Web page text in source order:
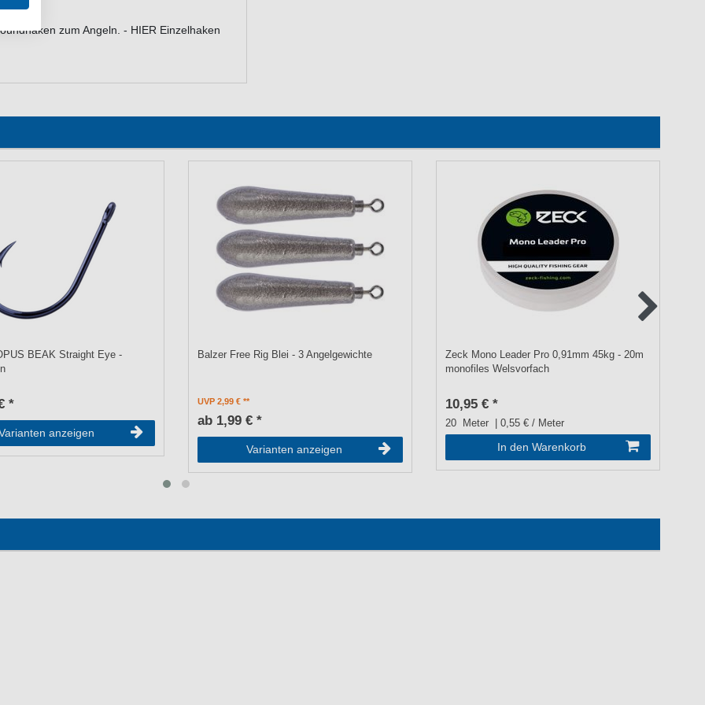
zum Angeln. - HIER Einzelhaken
BEAK Straight Eye -
*
anzeigen
Balzer Free Rig Blei - 3 Angelgewichte
UVP 2,99 €
ab 1,99 € *
Varianten anzeigen
Zeck Mono Leader Pro 0,91mm 45kg - 20m
monofiles Welsvorfach
10,95 € *
20 Meter | 0,55 € / Meter
In den Warenkorb